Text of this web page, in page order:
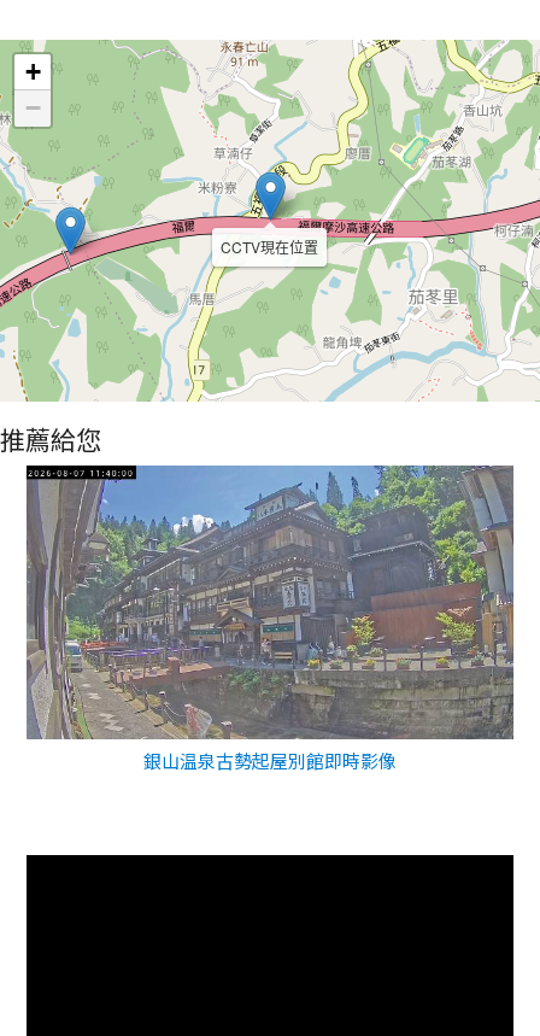
CCTV現在位置
+
−
推薦給您
銀山温泉古勢起屋別館即時影像